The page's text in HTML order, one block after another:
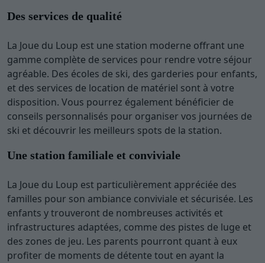
Des services de qualité
La Joue du Loup est une station moderne offrant une
gamme complète de services pour rendre votre séjour
agréable. Des écoles de ski, des garderies pour enfants,
et des services de location de matériel sont à votre
disposition. Vous pourrez également bénéficier de
conseils personnalisés pour organiser vos journées de
ski et découvrir les meilleurs spots de la station.
Une station familiale et conviviale
La Joue du Loup est particulièrement appréciée des
familles pour son ambiance conviviale et sécurisée. Les
enfants y trouveront de nombreuses activités et
infrastructures adaptées, comme des pistes de luge et
des zones de jeu. Les parents pourront quant à eux
profiter de moments de détente tout en ayant la